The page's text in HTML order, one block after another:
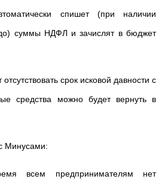
спишет (при наличии
суммы НДФЛ и зачислят в бюджет
срок исковой давности с
средства можно будет вернуть в
Минусами:
всем предпринимателям нет